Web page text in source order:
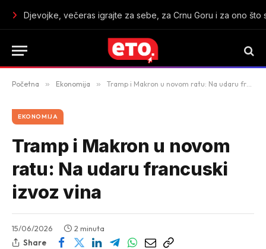
U Crnoj Gori aktivna tri požara: Gori kod Kolašina, Cetinja i
Početna » Ekonomija » Tramp i Makron u novom ratu: Na udaru francuski izvoz vina
EKONOMIJA
Tramp i Makron u novom
ratu: Na udaru francuski
izvoz vina
15/06/2026
2 minuta
Share